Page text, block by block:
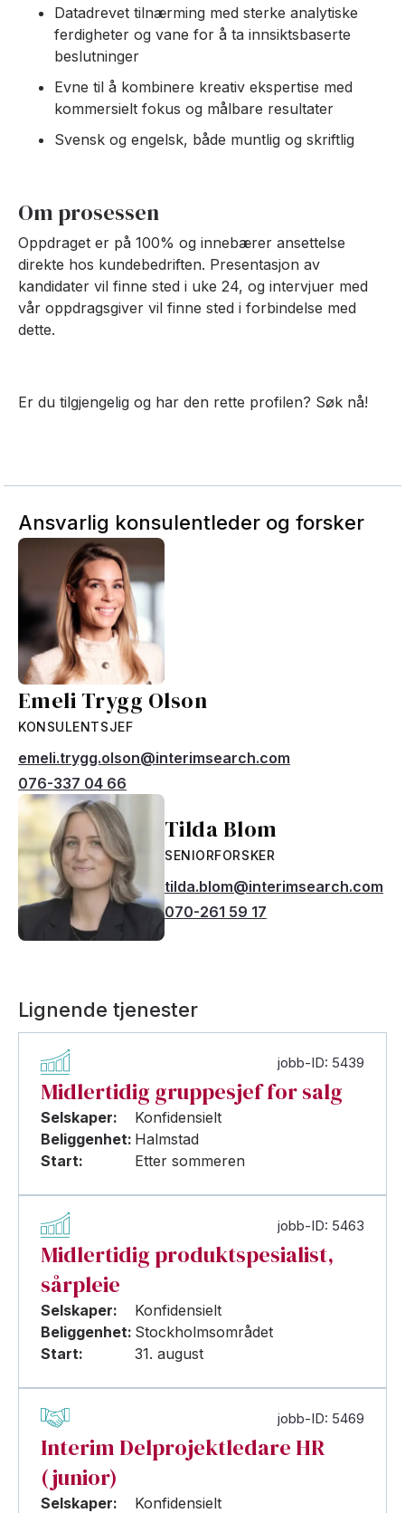
Datadrevet tilnærming med sterke analytiske
ferdigheter og vane for å ta innsiktsbaserte
beslutninger
Evne til å kombinere kreativ ekspertise med
kommersielt fokus og målbare resultater
Svensk og engelsk, både muntlig og skriftlig
Om prosessen
Oppdraget er på 100% og innebærer ansettelse
direkte hos kundebedriften. Presentasjon av
kandidater vil finne sted i uke 24, og intervjuer med
vår oppdragsgiver vil finne sted i forbindelse med
dette.
Er du tilgjengelig og har den rette profilen? Søk nå!
Ansvarlig konsulentleder og forsker
Emeli Trygg Olson
KONSULENTSJEF
emeli.trygg.olson@interimsearch.com
076-337 04 66
Tilda Blom
SENIORFORSKER
tilda.blom@interimsearch.com
070-261 59 17
Lignende tjenester
jobb-ID: 5439
Midlertidig gruppesjef for salg
Selskaper:
Konfidensielt
Beliggenhet: Halmstad
Start:
Etter sommeren
jobb-ID: 5463
Midlertidig produktspesialist,
sårpleie
Selskaper:
Konfidensielt
Beliggenhet: Stockholmsområdet
Start:
31. august
jobb-ID: 5469
Interim Delprojektledare HR
(junior)
Selskaper:
Konfidensielt